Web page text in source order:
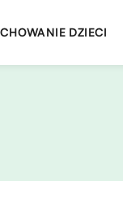
DZIECI